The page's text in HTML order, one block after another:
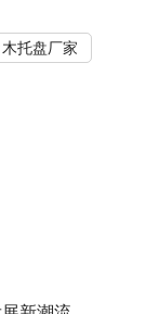
木托盘厂家